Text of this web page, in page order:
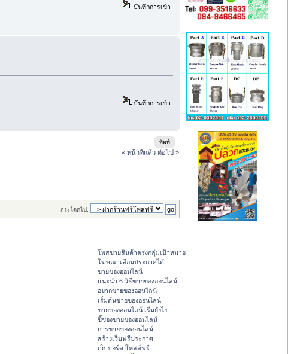
บันทึกการเข้า
บันทึกการเข้า
พิมพ์
« หน้าที่แล้ว ต่อไป »
กระโดดไป:
โพสขายสินค้าตรงกลุ่มเป้าหมาย
โฆษณาเลื่อนประกาศได้
ขายของออนไลน์
แนะนำ 6 วิธีขายของออนไลน์
อยากขายของออนไลน์
เริ่มต้นขายของออนไลน์
ขายของออนไลน์ เริ่มยังไง
ชี้ช่องขายของออนไลน์
การขายของออนไลน์
สร้างเว็บฟรีประกาศ
เว็บบอร์ด โพสต์ฟรี